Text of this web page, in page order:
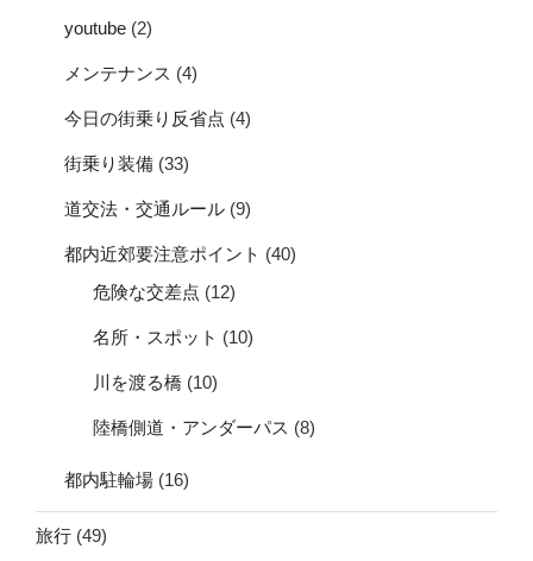
youtube (2)
メンテナンス (4)
今日の街乗り反省点 (4)
街乗り装備 (33)
道交法・交通ルール (9)
都内近郊要注意ポイント (40)
危険な交差点 (12)
名所・スポット (10)
川を渡る橋 (10)
陸橋側道・アンダーパス (8)
都内駐輪場 (16)
旅行 (49)